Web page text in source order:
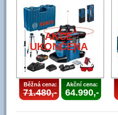
AKCE
UKONČENA
Běžná cena:
71.480,-
Akční cena:
64.990,-